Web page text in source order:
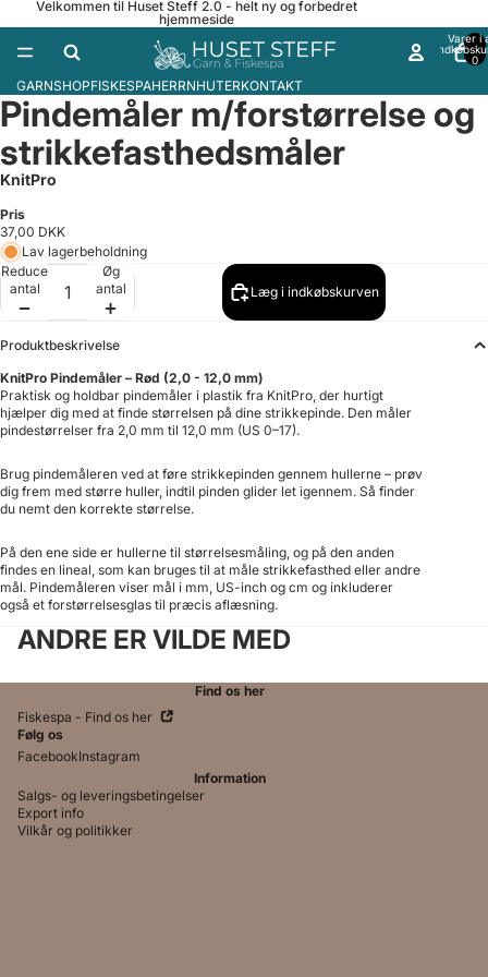
Velkommen til Huset Steff 2.0 - helt ny og forbedret
hjemmeside
Varer i
0
GARNSHOPFISKESPAHERRNHUTERKONTAKT
Pindemåler m/forstørrelse og
strikkefasthedsmåler
KnitPro
Pris
37,00 DKK
Lav lagerbeholdning
Reducer
antal
Øg
antal
Læg i indkøbskurven
Produktbeskrivelse
KnitPro Pindemåler – Rød (2,0 - 12,0 mm)
Praktisk og holdbar pindemåler i plastik fra KnitPro, der hurtigt
hjælper dig med at finde størrelsen på dine strikkepinde. Den måler
pindestørrelser fra 2,0 mm til 12,0 mm (US 0–17).
Brug pindemåleren ved at føre strikkepinden gennem hullerne – prøv
dig frem med større huller, indtil pinden glider let igennem. Så finder
du nemt den korrekte størrelse.
På den ene side er hullerne til størrelsesmåling, og på den anden
findes en lineal, som kan bruges til at måle strikkefasthed eller andre
mål. Pindemåleren viser mål i mm, US-inch og cm og inkluderer
også et forstørrelsesglas til præcis aflæsning.
ANDRE ER VILDE MED
Find os her
Fiskespa - Find os her
Følg os
FacebookInstagram
Information
Salgs- og leveringsbetingelser
Export info
Vilkår og politikker
af persondata